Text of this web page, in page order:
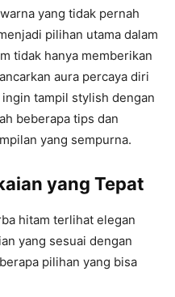
yang tidak pernah
pilihan utama dalam
tidak hanya memberikan
aura percaya diri
tampil stylish dengan
beberapa tips dan
yang sempurna.
yang Tepat
hitam terlihat elegan
yang sesuai dengan
pilihan yang bisa